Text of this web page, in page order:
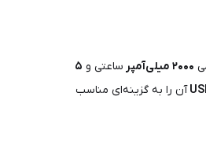
۲۰۰۰ میلی‌آمپر ساعتی و ۵
آن را به گزینه‌ای مناسب